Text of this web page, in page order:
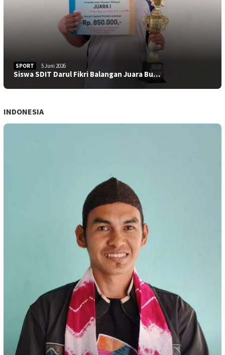
SPORT 5 Juni 2026
Siswa SDIT Darul Fikri Balangan Juara Bu…
INDONESIA